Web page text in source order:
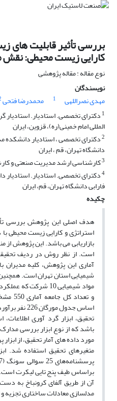
بررسی تأثیر قابلیت های
کارایی زیست محیطی: نقش
نوع مقاله : مقاله پژوهشی
نویسندگان
مهدی نصراللهی
1 محمدرضا فتحی
1 دکترای تخصصی. استادیار. استادیار
المللی امام خمینی(ره)، قزوین، ایران
2دکترای تخصصی ، استادیار دانشکده
دانشگاه تهران، قم ، ایران
3کارشناسی ارشد مدیریت صنعتی و
4دکترای تخصصی. استادیار.
فارابی دانشگاه تهران، قم، ایران
چکیده
هدف اصلی این پژوهش بررسی
استراتژی و کارایی زیست محیطی
بازاریابی می باشد. این پژوهش از
است. از نظر روش در ردیف
آماری این پژوهش، کلیه مدیران
شیمیایی استان تهران است.
مواد شیمیایی 10
و
اساس جدول
تحقیق، ابزار گرد آوری اطلاعات،
باشد که از نوع ابزار بررسی
مورد داده های آمار تحقیق، از
متغیرهای تحقیق استفاده شد.
براساس طیف پنج تایی لیکرت است.
آن از طریق آلفای کرونباخ به
مدلسازی معادلات ساختاری تجزیه